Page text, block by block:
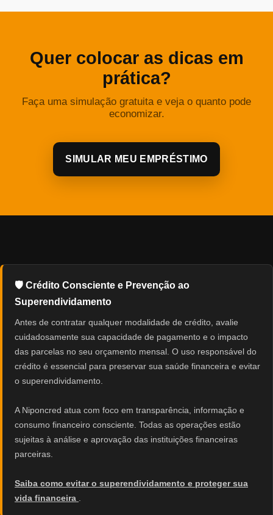
Quer colocar as dicas em
prática?
Faça uma simulação gratuita e veja o quanto pode
economizar.
SIMULAR MEU EMPRÉSTIMO
🛡️ Crédito Consciente e Prevenção ao
Superendividamento
Antes de contratar qualquer modalidade de crédito, avalie
cuidadosamente sua capacidade de pagamento e o impacto
das parcelas no seu orçamento mensal. O uso responsável do
crédito é essencial para preservar sua saúde financeira e evitar
o superendividamento.
A Niponcred atua com foco em transparência, informação e
consumo financeiro consciente. Todas as operações estão
sujeitas à análise e aprovação das instituições financeiras
parceiras.
Saiba como evitar o superendividamento e proteger sua
vida financeira .